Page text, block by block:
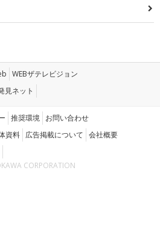
WEBザテレビジョン
見ネット
推奨環境 お問い合わせ
資料 広告掲載について 会社概要
CORPORATION